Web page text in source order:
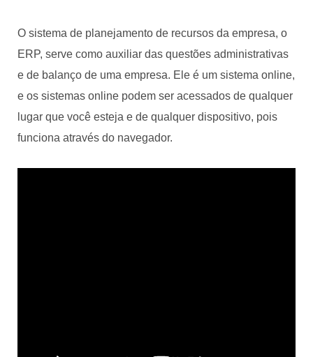
O sistema de planejamento de recursos da empresa, o
ERP, serve como auxiliar das questões administrativas
e de balanço de uma empresa. Ele é um sistema online,
e os sistemas online podem ser acessados de qualquer
lugar que você esteja e de qualquer dispositivo, pois
funciona através do navegador.